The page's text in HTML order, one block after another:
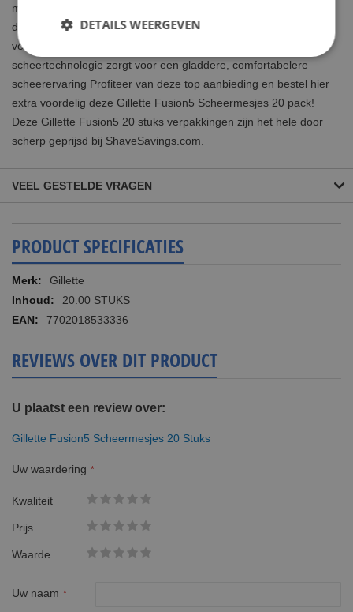
mesjestechnologie: de 5 mesjes zijn dichter bij elkaar geplaatst
dan bij Gillette Mach3 om te veel druk op de huid te helpen
verminderen. Deze geavanceerde Gillette Fusion 5-voudige
scheertechnologie zorgt voor een gladdere, comfortabelere
scheerervaring Profiteer van deze top aanbieding en bestel hier
extra voordelig deze Gillette Fusion5 Scheermesjes 20 pack!
Deze Gillette Fusion5 20 stuks verpakkingen zijn het hele door
scherp geprijsd bij ShaveSavings.com.
VEEL GESTELDE VRAGEN
PRODUCT SPECIFICATIES
Meer
informatie
Gillette
20.00 STUKS
7702018533336
REVIEWS OVER DIT PRODUCT
U plaatst een review over:
Gillette Fusion5 Scheermesjes 20 Stuks
Uw waardering
Kwaliteit
star
stars
stars
stars
stars
Prijs
star
stars
stars
stars
stars
Waarde
Uw naam
DETAILS WEERGEVEN